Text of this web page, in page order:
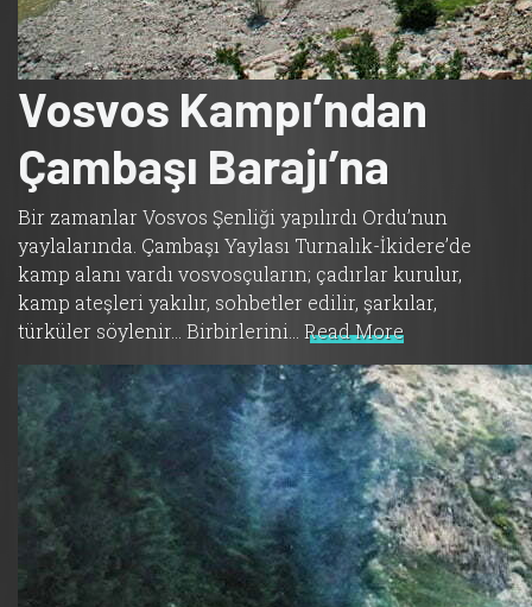
Vosvos Kampı’ndan
Çambaşı Barajı’na
Bir zamanlar Vosvos Şenliği yapılırdı Ordu’nun
yaylalarında. Çambaşı Yaylası Turnalık-İkidere’de
kamp alanı vardı vosvosçuların; çadırlar kurulur,
kamp ateşleri yakılır, sohbetler edilir, şarkılar,
türküler söylenir… Birbirlerini… Read More